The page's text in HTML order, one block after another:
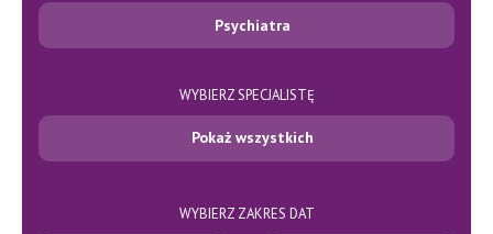
Psychiatra
WYBIERZ SPECJALISTĘ
Pokaż wszystkich
WYBIERZ ZAKRES DAT